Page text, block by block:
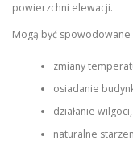
powierzchni elewacji.
Mogą być spowodowane
zmiany
osiadanie
działanie wilgoci,
naturalne